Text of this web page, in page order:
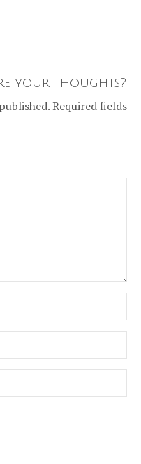
your thoughts?
Required fields